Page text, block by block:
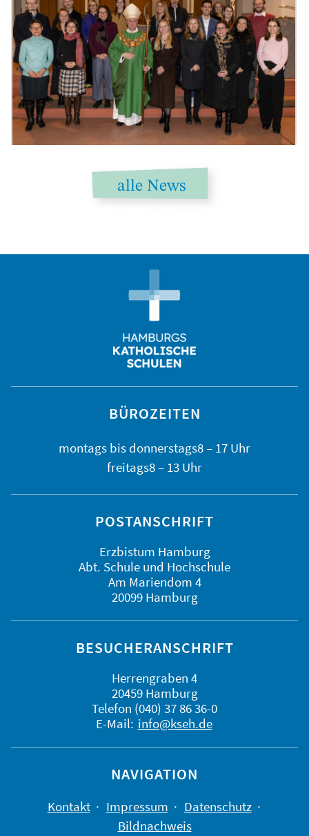
alle News
BÜROZEITEN
montags bis donnerstags8 – 17 Uhr
freitags8 – 13 Uhr
POSTANSCHRIFT
Erzbistum Hamburg
Abt. Schule und Hochschule
Am Mariendom 4
20099 Hamburg
BESUCHERANSCHRIFT
Herrengraben 4
20459 Hamburg
Telefon (040) 37 86 36-0
E-Mail: info@kseh.de
NAVIGATION
Kontakt Impressum
Datenschutz
Bildnachweis